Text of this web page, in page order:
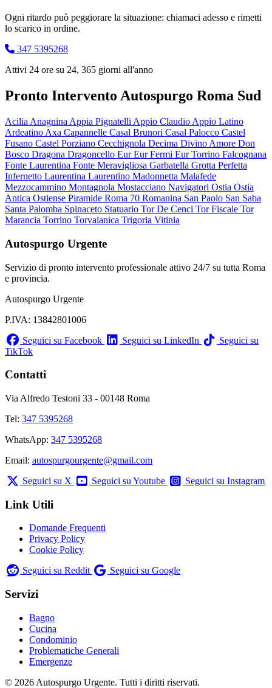
Ogni ritardo può peggiorare la situazione: chiamaci adesso e rimetti
lo scarico in ordine.
347 5395268
Attivi 24 ore su 24, 365 giorni all'anno
Pronto Intervento Autospurgo Roma Sud
Acilia Anagnina Appia Pignatelli Appio Claudio Appio Latino
Ardeatino Axa Capannelle Casal Brunori Casal Palocco Castel
Fusano Castel Porziano Cecchignola Decima Divino Amore Don
Bosco Dragona Dragoncello EurEur Fermi Eur Torrino Falcognana
Fonte Laurentina Fonte Meravigliosa Garbatella Grotta Perfetta
Infernetto Laurentina Laurentino Madonnetta Malafede
Mezzocammino Montagnola Mostacciano Navigatori Ostia Ostia
Antica Ostiense Piramide Roma 70 Romanina San Paolo San Saba
Santa Palomba Spinaceto Statuario Tor De Cenci Tor Fiscale Tor
Marancia Torrino Torvaianica Trigoria Vitinia
Autospurgo Urgente
Servizio di pronto intervento professionale attivo 24/7 su tutta Roma
e provincia.
Autospurgo Urgente
P.IVA: 13842801006
Seguici su Facebook
Seguici su LinkedIn
Seguici su
TikTok
Contatti
Via Alfredo Testoni 33 - 00148 Roma
Tel: 347 5395268
WhatsApp: 347 5395268
Email: autospurgourgente@gmail.com
Seguici su X
Seguici su Youtube Seguici su Instagram
Link Utili
Domande Frequenti
Privacy Policy
Cookie Policy
Seguici su Reddit
Seguici su Google
Servizi
Bagno
Cucina
Condominio
Problematiche Generali
Emergenze
© 2026 Autospurgo Urgente. Tutti i diritti riservati.